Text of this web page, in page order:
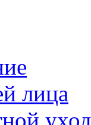
лица